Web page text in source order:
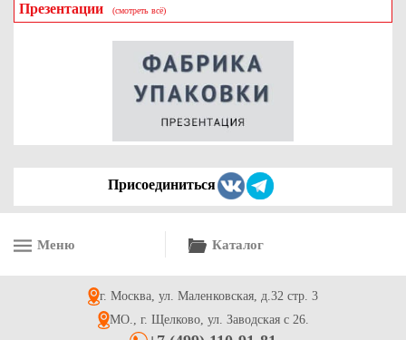
Презентации (смотреть всё)
Присоединиться
Меню Каталог
г. Москва, ул. Маленковская, д.32 стр. 3
МО., г. Щелково, ул. Заводская с 26.